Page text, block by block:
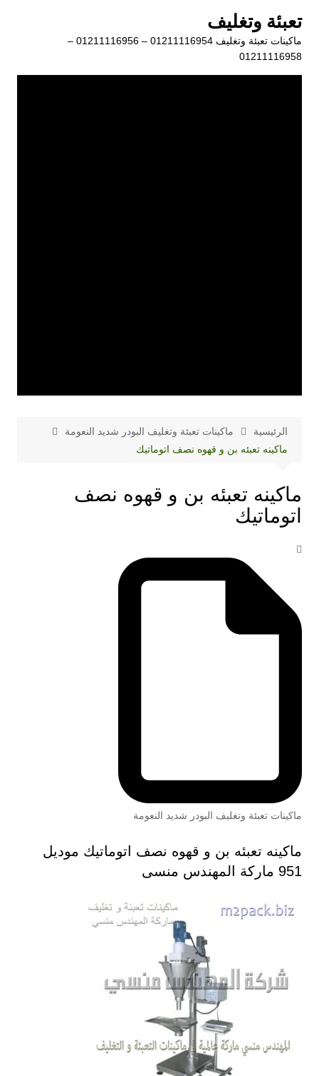
المحتوى
تعبئة وتغليف
ماكينات تعبئة وتغليف 01211116954 – 01211116956 –
01211116958
الرئيسية
ماكينات تعبئة وتغليف البودر شديد النعومة
ماكينه تعبئه بن و قهوه نصف اتوماتيك
ماكينه تعبئه بن و قهوه نصف
اتوماتيك
ماكينات تعبئة وتغليف البودر شديد النعومة
ماكينه تعبئه بن و قهوه نصف اتوماتيك موديل
951 ماركة المهندس منسى